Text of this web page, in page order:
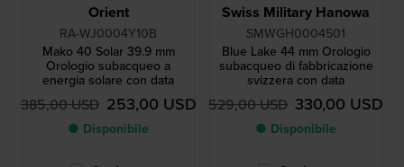
Orient
RA-WJ0004Y10B
Mako 40 Solar 39.9 mm
Orologio subacqueo a
energia solare con data
385,00 USD 253,00 USD
● Disponibile
Swiss Military Hanowa
SMWGH0004501
Blue Lake 44 mm Orologio
subacqueo di fabbricazione
svizzera con data
529,00 USD 330,00 USD
● Disponibile